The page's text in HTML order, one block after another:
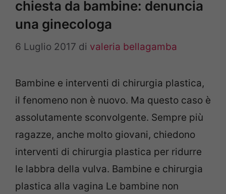
chiesta da bambine: denuncia
una ginecologa
6 Luglio 2017 di valeria bellagamba
Bambine e interventi di chirurgia plastica,
il fenomeno non è nuovo. Ma questo caso è
assolutamente sconvolgente. Sempre più
ragazze, anche molto giovani, chiedono
interventi di chirurgia plastica per ridurre
le labbra della vulva. Bambine e chirurgia
plastica alla vagina Le bambine non